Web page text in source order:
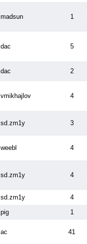
madsun 1
dac 5
dac 2
vmikhajlov 4
sd.zm1y 3
weebl 4
sd.zm1y 4
sd.zm1y 4
pig 1
ac 41